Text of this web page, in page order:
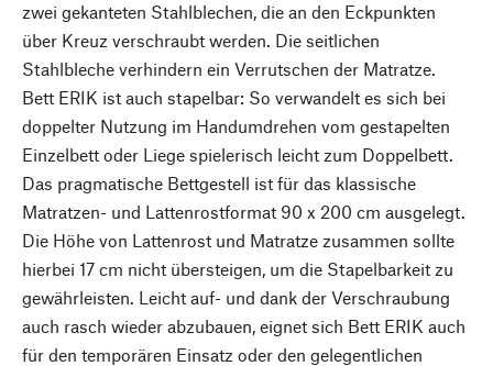
zwei gekanteten Stahlblechen, die an den Eckpunkten
über Kreuz verschraubt werden. Die seitlichen
Stahlbleche verhindern ein Verrutschen der Matratze.
Bett ERIK ist auch stapelbar: So verwandelt es sich bei
doppelter Nutzung im Handumdrehen vom gestapelten
Einzelbett oder Liege spielerisch leicht zum Doppelbett.
Das pragmatische Bettgestell ist für das klassische
Matratzen- und Lattenrostformat 90 x 200 cm ausgelegt.
Die Höhe von Lattenrost und Matratze zusammen sollte
hierbei 17 cm nicht übersteigen, um die Stapelbarkeit zu
gewährleisten. Leicht auf- und dank der Verschraubung
auch rasch wieder abzubauen, eignet sich Bett ERIK auch
für den temporären Einsatz oder den gelegentlichen